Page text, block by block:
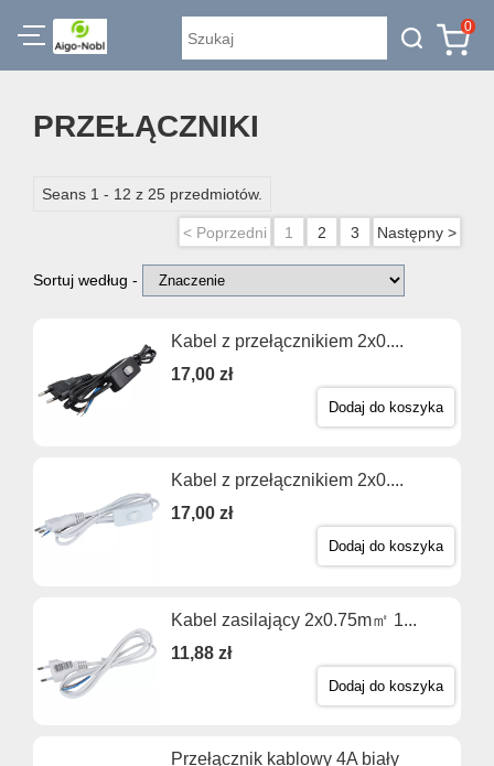
0
PRZEŁĄCZNIKI
Seans 1 - 12 z 25 przedmiotów.
< Poprzedni 1 2 3 Następny >
Sortuj według -
Kabel z przełącznikiem 2x0....
17,00 zł
Dodaj do koszyka
Kabel z przełącznikiem 2x0....
17,00 zł
Dodaj do koszyka
Kabel zasilający 2x0.75m㎡ 1...
11,88 zł
Dodaj do koszyka
Przełącznik kablowy 4A biały